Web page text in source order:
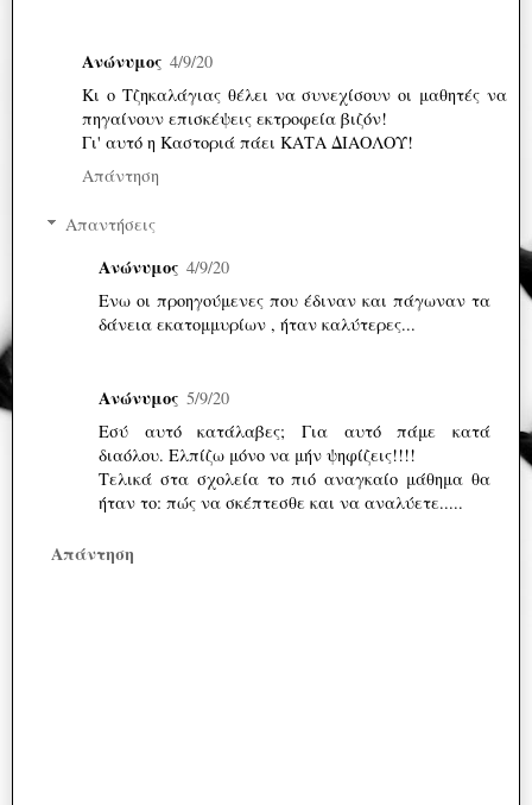
Ανώνυμος 4/9/20
Κι ο Τζηκαλάγιας θέλει να συνεχίσουν οι μαθητές να
πηγαίνουν επισκέψεις εκτροφεία βιζόν!
Γι' αυτό η Καστοριά πάει ΚΑΤΑ ΔΙΑΟΛΟΥ!
Απάντηση
Απαντήσεις
Ανώνυμος 4/9/20
Eνω οι προηγούμενες που έδιναν και πάγωναν τα
δάνεια εκατομμυρίων , ήταν καλύτερες...
Ανώνυμος 5/9/20
Εσύ αυτό κατάλαβες; Για αυτό πάμε κατά
διαόλου. Ελπίζω μόνο να μήν ψηφίζεις!!!!
Τελικά στα σχολεία το πιό αναγκαίο μάθημα θα
ήταν το: πώς να σκέπτεσθε και να αναλύετε.....
Απάντηση